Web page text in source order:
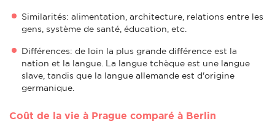
Similarités: alimentation, architecture, relations entre les
gens, système de santé, éducation, etc.
Différences: de loin la plus grande différence est la
nation et la langue. La langue tchèque est une langue
slave, tandis que la langue allemande est d'origine
germanique.
Coût de la vie à Prague comparé à Berlin